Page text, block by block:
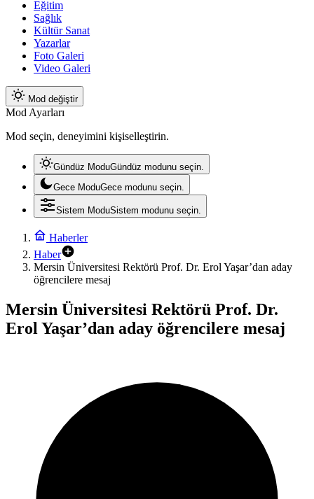
Eğitim
Sağlık
Kültür Sanat
Yazarlar
Foto Galeri
Video Galeri
Mod değiştir
Mod Ayarları
Mod seçin, deneyimini kişiselleştirin.
Gündüz ModuGündüz modunu seçin.
Gece ModuGece modunu seçin.
Sistem ModuSistem modunu seçin.
Haberler
Haber
Mersin Üniversitesi Rektörü Prof. Dr. Erol Yaşar’dan aday
öğrencilere mesaj
Mersin Üniversitesi Rektörü Prof. Dr.
Erol Yaşar’dan aday öğrencilere mesaj